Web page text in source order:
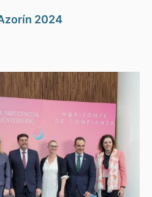
2024